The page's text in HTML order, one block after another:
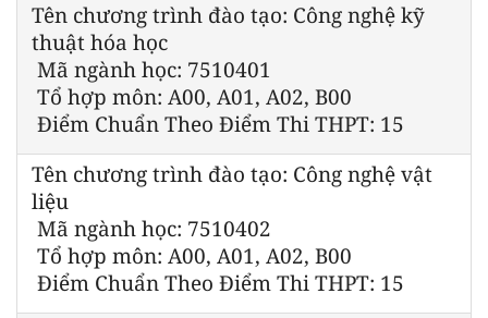
Tên chương trình đào tạo: Công nghệ kỹ
thuật hóa học
Mã ngành học: 7510401
Tổ hợp môn: A00, A01, A02, B00
Điểm Chuẩn Theo Điểm Thi THPT: 15
Tên chương trình đào tạo: Công nghệ vật
liệu
Mã ngành học: 7510402
Tổ hợp môn: A00, A01, A02, B00
Điểm Chuẩn Theo Điểm Thi THPT: 15